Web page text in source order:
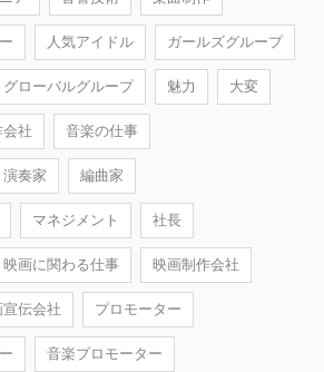
人気アイドル ガールズグループ
グローバルグループ 魅力 大変
社 音楽の仕事
演奏家 編曲家
マネジメント 社長
映画に関わる仕事 映画制作会社
宣伝会社 プロモーター
音楽プロモーター